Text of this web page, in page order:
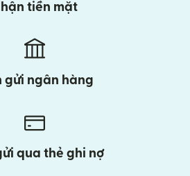
tiền mặt
gửi ngân hàng
qua thẻ ghi nợ